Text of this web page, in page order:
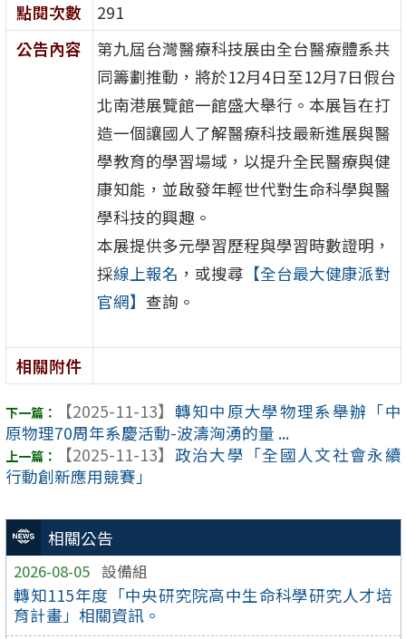
相關公告
2026-08-05 設備組
轉知115年度「中央研究院高中生命科學研究人才培
育計畫」相關資訊。
點閱次數
291
公告內容
第九屆台灣醫療科技展由全台醫療體系共
同籌劃推動，將於12月4日至12月7日假台
北南港展覽館一館盛大舉行。本展旨在打
造一個讓國人了解醫療科技最新進展與醫
學教育的學習場域，以提升全民醫療與健
康知能，並啟發年輕世代對生命科學與醫
學科技的興趣。
本展提供多元學習歷程與學習時數證明，
採線上報名 ，或搜尋 【全台最大健康派對
官網】 查詢。
相關附件
【2025-11-13】 轉知中原大學物理系舉辦「中
原物理70周年系慶活動-波濤洶湧的量 ...
【2025-11-13】 政治大學「全國人文社會永續
行動創新應用競賽」